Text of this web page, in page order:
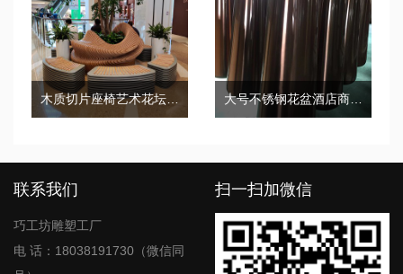
木质切片座椅艺术花坛异形树池坐凳 大号不锈钢花盆酒店商场走廊绿植花钵
联系我们
巧工坊雕塑工厂
电 话：18038191730（微信同
扫一扫加微信